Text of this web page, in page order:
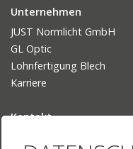
Unternehmen
JUST Normlicht GmbH
GL Optic
Lohnfertigung Blech
Karriere
Kontakt